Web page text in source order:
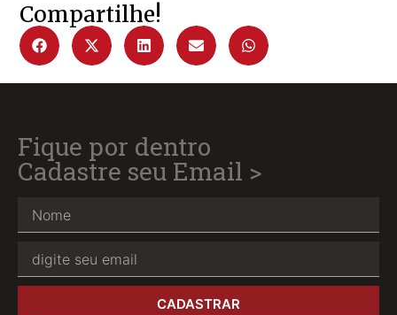
Compartilhe!
Fique por dentro
Cadastre seu Email >
CADASTRAR